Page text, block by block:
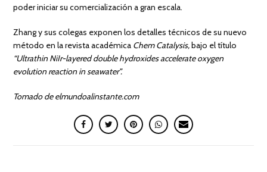
poder iniciar su comercialización a gran escala.
Zhang y sus colegas exponen los detalles técnicos de su nuevo
método en la revista académica Chem Catalysis,bajo el título
“Ultrathin NiIr-layered double hydroxides accelerate oxygen
evolution reaction in seawater”.
Tomado de elmundoalinstante.com